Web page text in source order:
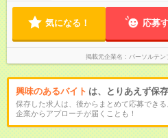
気になる！ 応募
掲載元企業名 パーソルテン
興味のあるバイト は、とりあえず保
保存した求人は、後からまとめて応募できる
企業からアプローチが届くことも！